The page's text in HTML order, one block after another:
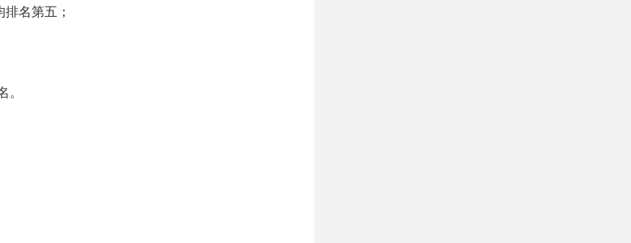
名第五；